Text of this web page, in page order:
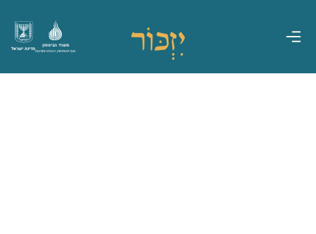
מדינת ישראל
משרד הביטחון
אגף משפחות, הנצחה ומורשת